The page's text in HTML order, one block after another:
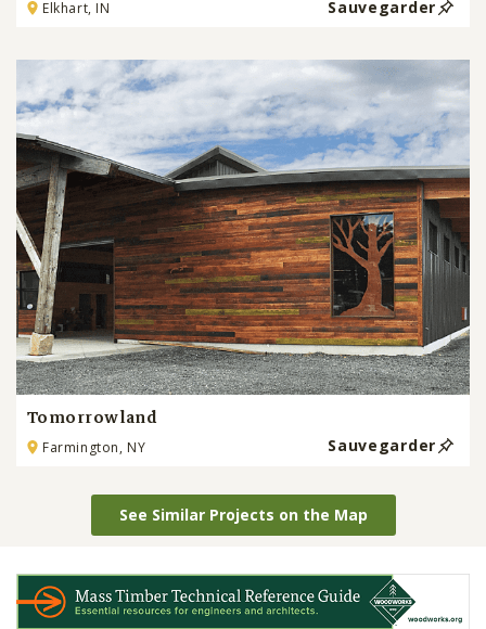
Elkhart, IN Sauvegarder
Tomorrowland
Farmington, NY Sauvegarder
See Similar Projects on the Map